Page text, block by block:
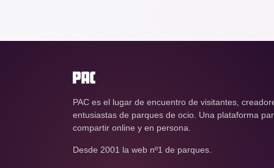
PAC es el lugar de encuentro de visitantes,
entusiastas de parques de ocio. Una plataforma
compartir online y en persona.
Desde 2001 la web nº1 de parques.